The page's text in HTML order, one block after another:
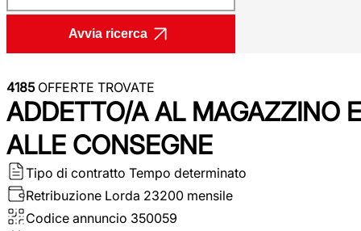
Avvia ricerca
4185OFFERTE TROVATE
ADDETTO/A AL MAGAZZINO E
ALLE CONSEGNE
Tipo di contratto Tempo determinato
Retribuzione Lorda 23200 mensile
Codice annuncio 350059